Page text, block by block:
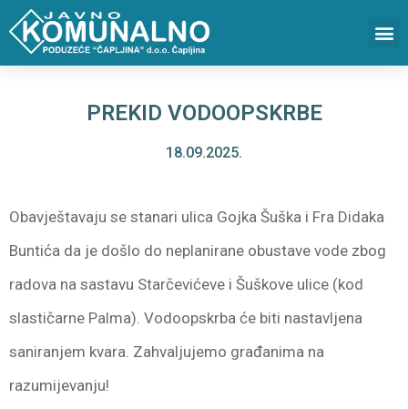
PREKID VODOOPSKRBE
18.09.2025.
Obavještavaju se stanari ulica Gojka Šuška i Fra Didaka
Buntića da je došlo do neplanirane obustave vode zbog
radova na sastavu Starčevićeve i Šuškove ulice (kod
slastičarne Palma). Vodoopskrba će biti nastavljena
saniranjem kvara. Zahvaljujemo građanima na
razumijevanju!